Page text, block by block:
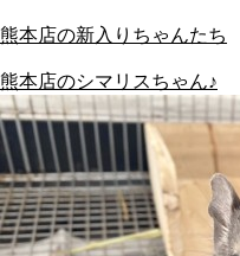
熊本店の新入りちゃんたち
熊本店のシマリスちゃん♪